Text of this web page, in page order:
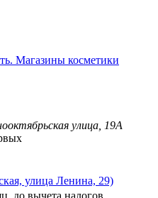
Магазины косметики
улица, 19А
улица Ленина, 29)